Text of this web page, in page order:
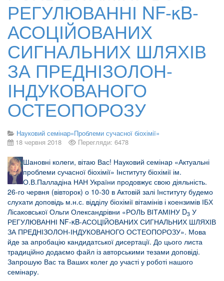
РЕГУЛЮВАННІ NF-κB-
АСОЦІЙОВАНИХ
СИГНАЛЬНИХ ШЛЯХІВ
ЗА ПРЕДНІЗОЛОН-
ІНДУКОВАНОГО
ОСТЕОПОРОЗУ
Науковий семінар«Проблеми сучасної біохімії»
18 червня 2018
Перегляди: 6478
Шановні колеги, вітаю Вас! Науковий семінар «Актуальні
проблеми сучасної біохімії» Інституту біохімії ім.
О.В.Палладіна НАН України продовжує свою діяльність.
26-го червня (вівторок) о 10-30 в Актовій залі Інституту будемо
слухати доповідь м.н.с. відділу біохімії вітамінів і коензимів ІБХ
Лісаковської Ольги Олександрівни «РОЛЬ ВІТАМІНУ D3 У
РЕГУЛЮВАННІ NF-κB-АСОЦІЙОВАНИХ СИГНАЛЬНИХ ШЛЯХІВ
ЗА ПРЕДНІЗОЛОН-ІНДУКОВАНОГО ОСТЕОПОРОЗУ». Мова
йде за апробацію кандидатської дисертації. До цього листа
традиційно додаємо файл із авторськими тезами доповіді.
Запрошую Вас та Ваших колег до участі у роботі нашого
семінару.